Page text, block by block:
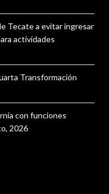
Tecate a evitar ingresar
actividades
Transformación
con funciones
2026